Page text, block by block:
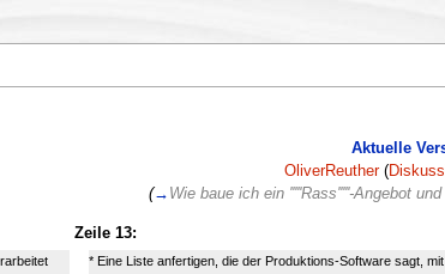
Aktuelle
OliverReuther(
(→ Wie baue ich ein '''''Rass'''''-Angebot
Zeile 13:
* Eine Liste anfertigen, die der Produktions-Software sagt,